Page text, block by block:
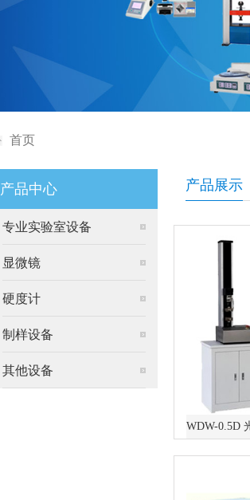
首页
产品展示
其他设备
产品中心
专业实验室设备
显微镜
硬度计
制样设备
其他设备
产品展示